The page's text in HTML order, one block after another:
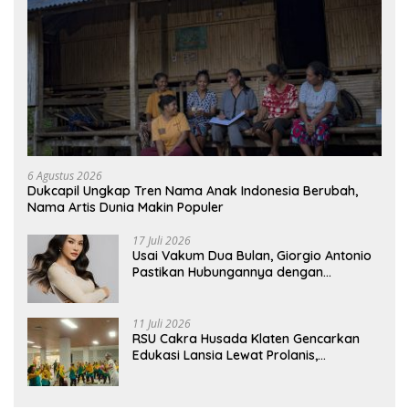
6 Agustus 2026
Dukcapil Ungkap Tren Nama Anak Indonesia Berubah,
Nama Artis Dunia Makin Populer
17 Juli 2026
Usai Vakum Dua Bulan, Giorgio Antonio
Pastikan Hubungannya dengan
11 Juli 2026
RSU Cakra Husada Klaten Gencarkan
Edukasi Lansia Lewat Prolanis,